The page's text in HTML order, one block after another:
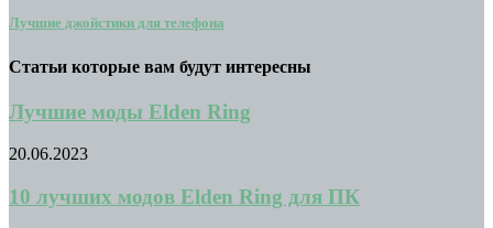
Лучшие джойстики для телефона
Статьи которые вам будут интересны
Лучшие моды Elden Ring
20.06.2023
10 лучших модов Elden Ring для ПК